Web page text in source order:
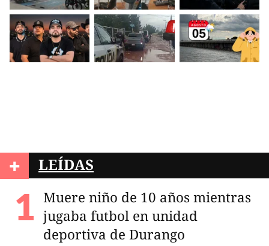
+ LEÍDAS
Muere niño de 10 años mientras
jugaba futbol en unidad
deportiva de Durango